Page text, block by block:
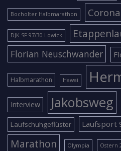
Bocholter Halbmarathon Corona
DJK SF 97/30 Lowick
Florian Neuschwander
Halbmarathon Hawai
Interview Jakobsweg
Laufschuhgeflüster Laufsport
Marathon Olympia Ostern